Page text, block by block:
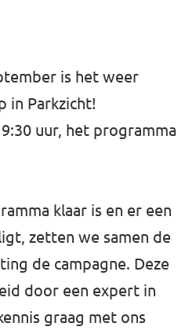
Volt
Platform Volt
is het weer
in Parkzicht!
uur, het programma
klaar is en er een
zetten we samen de
de campagne. Deze
door een expert in
graag met ons